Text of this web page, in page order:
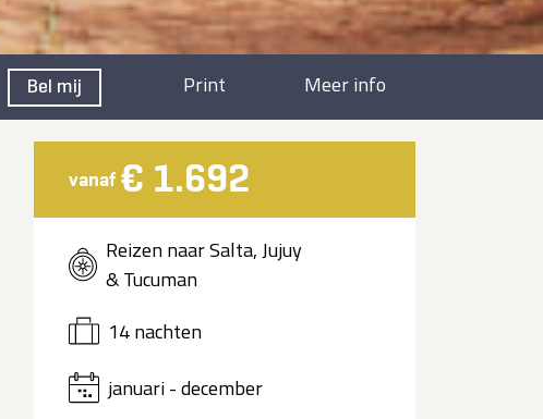
Bel mij Print Meer info
vanaf € 1.692
Reizen naar Salta, Jujuy
& Tucuman
14 nachten
januari - december